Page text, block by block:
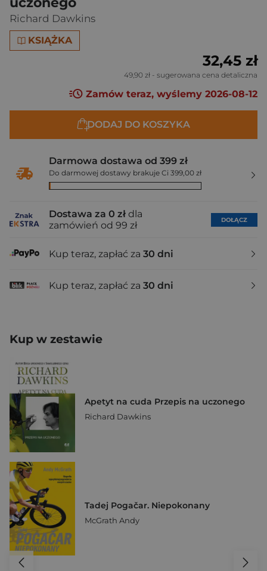
Richard Dawkins
KSIĄŻKA
32,45 zł
49,90 zł - sugerowana cena detaliczna
Zamów teraz, wyślemy 2026-08-12
DODAJ DO KOSZYKA
Darmowa dostawa od 399 zł
Do darmowej dostawy brakuje Ci 399,00 zł
Dostawa za 0 zł dla
zamówień od 99 zł
DOŁĄCZ
Kup teraz, zapłać za 30 dni
Kup teraz, zapłać za 30 dni
Kup w zestawie
Apetyt na cuda Przepis na uczonego
Richard Dawkins
Tadej Pogačar. Niepokonany
McGrath Andy